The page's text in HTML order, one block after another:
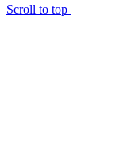
Scroll to top